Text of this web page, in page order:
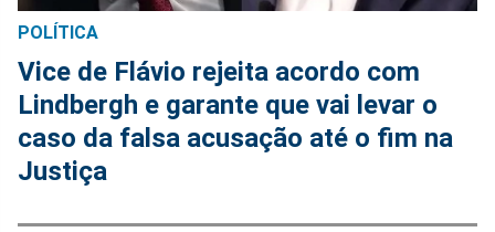
POLÍTICA
Vice de Flávio rejeita acordo com
Lindbergh e garante que vai levar o
caso da falsa acusação até o fim na
Justiça